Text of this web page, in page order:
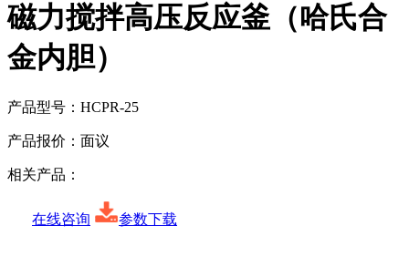
磁力搅拌高压反应釜（哈氏合
金内胆）
产品型号： HCPR-25
产品报价： 面议
相关产品：
在线咨询 参数下载